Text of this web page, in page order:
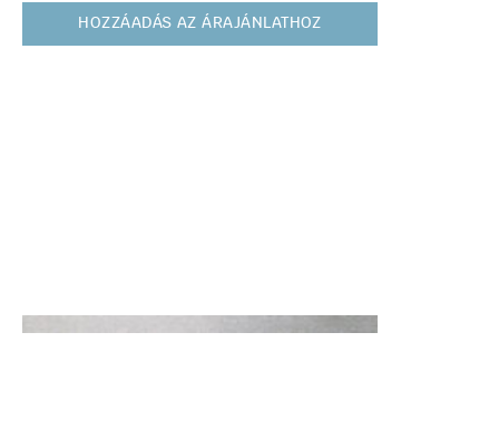
HOZZÁADÁS AZ ÁRAJÁNLATHOZ